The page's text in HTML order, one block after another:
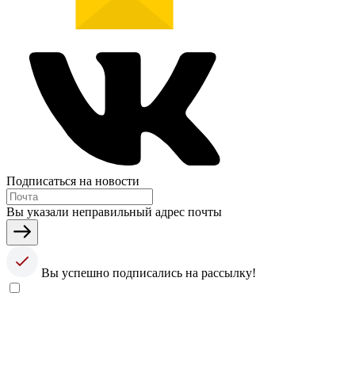
Подписаться на новости
Вы указали неправильный адрес почты
Вы успешно подписались на рассылку!